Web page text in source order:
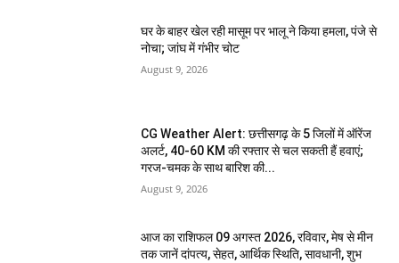
घर के बाहर खेल रही मासूम पर भालू ने किया हमला, पंजे से
नोचा; जांघ में गंभीर चोट
August 9, 2026
CG Weather Alert: छत्तीसगढ़ के 5 जिलों में ऑरेंज
अलर्ट, 40-60 KM की रफ्तार से चल सकती हैं हवाएं;
गरज-चमक के साथ बारिश की...
August 9, 2026
आज का राशिफल 09 अगस्त 2026, रविवार, मेष से मीन
तक जानें दांपत्य, सेहत, आर्थिक स्थिति, सावधानी, शुभ